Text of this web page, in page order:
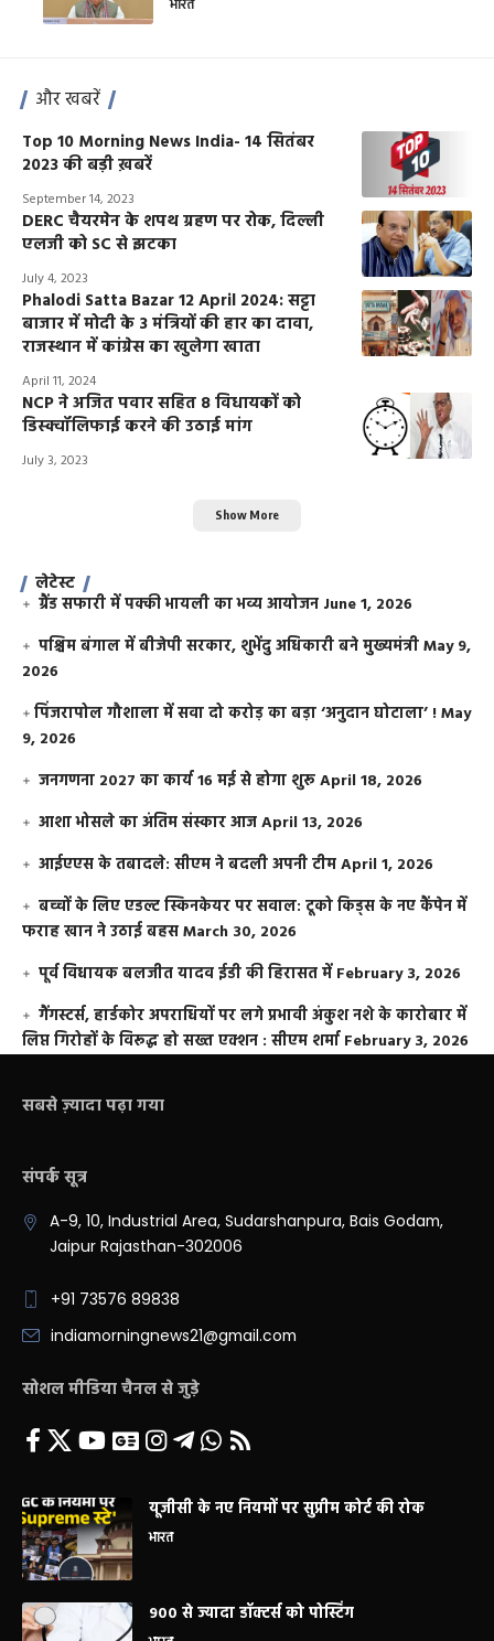
भारत
और खबरें
Top 10 Morning News India- 14 सितंबर
2023 की बड़ी ख़बरें
September 14, 2023
DERC चैयरमेन के शपथ ग्रहण पर रोक, दिल्ली
एलजी को SC से झटका
July 4, 2023
Phalodi Satta Bazar 12 April 2024: सट्टा
बाजार में मोदी के 3 मंत्रियों की हार का दावा,
राजस्थान में कांग्रेस का खुलेगा खाता
April 11, 2024
NCP ने अजित पवार सहित 8 विधायकों को
डिस्क्वॉलिफाई करने की उठाई मांग
July 3, 2023
Show More
लेटेस्ट
ग्रैंड सफारी में पक्की भायली का भव्य आयोजन June 1, 2026
पश्चिम बंगाल में बीजेपी सरकार, शुभेंदु अधिकारी बने मुख्यमंत्रीMay 9,
2026
​पिंजरापोल गौशाला में सवा दो करोड़ का बड़ा ‘अनुदान घोटाला’ !May
9, 2026
जनगणना 2027 का कार्य 16 मई से होगा शुरूApril 18, 2026
आशा भोसले का अंतिम संस्कार आजApril 13, 2026
आईएएस के तबादले: सीएम ने बदली अपनी टीमApril 1, 2026
बच्चों के लिए एडल्ट स्किनकेयर पर सवाल: टूको किड्स के नए कैंपेन में
फराह खान ने उठाई बहसMarch 30, 2026
पूर्व विधायक बलजीत यादव ईडी की हिरासत में February 3, 2026
गैंगस्टर्स, हार्डकोर अपराधियों पर लगे प्रभावी अंकुश नशे के कारोबार में
लिप्त गिरोहों के विरूद्ध हो सख्त एक्शन : सीएम शर्मा February 3, 2026
सबसे ज़्यादा पढ़ा गया
संपर्क सूत्र
A-9, 10, Industrial Area, Sudarshanpura, Bais Godam,
Jaipur Rajasthan-302006
+91 73576 89838
indiamorningnews21@gmail.com
सोशल मीडिया चैनल से जुड़े
यूजीसी के नए नियमों पर सुप्रीम कोर्ट की रोक
भारत
900 से ज्यादा डॉक्टर्स को पोस्टिंग